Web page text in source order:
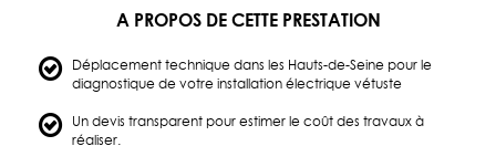
A PROPOS DE CETTE PRESTATION
Déplacement technique dans les Hauts-de-Seine pour le
diagnostique de votre installation électrique vétuste
Un devis transparent pour estimer le coût des travaux à
réaliser.